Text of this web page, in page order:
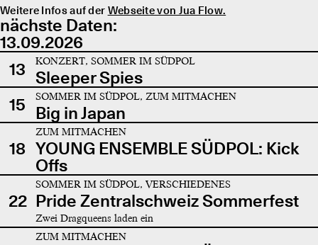
Weitere Infos auf der Webseite von Jua Flow.
nächste Daten:
13.09.2026
13
KONZERT, SOMMER IM SÜDPOL
Sleeper Spies
15
SOMMER IM SÜDPOL, ZUM MITMACHEN
Big in Japan
18
ZUM MITMACHEN
YOUNG ENSEMBLE SÜDPOL: Kick
Offs
22
SOMMER IM SÜDPOL, VERSCHIEDENES
Pride Zentralschweiz Sommerfest
Zwei Dragqueens laden ein
ZUM MITMACHEN